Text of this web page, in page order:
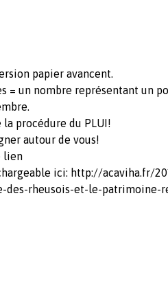
papier avancent.
= un nombre représentant un
la procédure du PLUI!
autour de vous!
lien
ici: http://acaviha.fr/
des-rheusois-et-le-